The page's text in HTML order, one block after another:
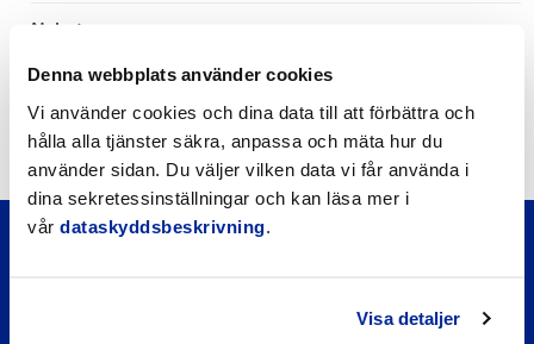
Denna webbplats använder cookies
Vi använder cookies och dina data till att förbättra och
hålla alla tjänster säkra, anpassa och mäta hur du
använder sidan. Du väljer vilken data vi får använda i
dina sekretessinställningar och kan läsa mer i
vår dataskyddsbeskrivning
Visa detaljer
Nyheter
Kungörelser
Okategoriserade